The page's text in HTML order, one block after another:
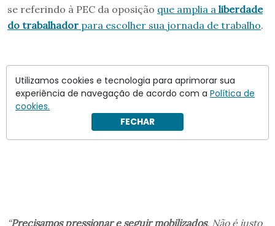
se referindo à PEC da oposição que amplia a liberdade
do trabalhador para escolher sua jornada de trabalho.
“Precisamos pressionar e seguir mobilizados. Não é justo
Utilizamos cookies e tecnologia para aprimorar sua
experiência de navegação de acordo com a Política de
cookies.
FECHAR